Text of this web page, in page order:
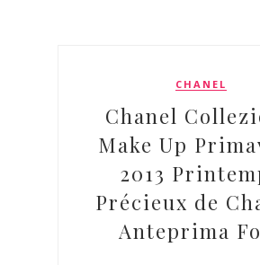
CHANEL
Chanel
Make Up
2013
Précieux de
Anteprima